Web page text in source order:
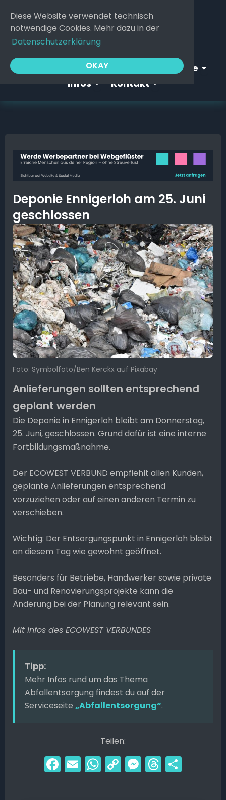
Diese Website verwendet technisch
notwendige Cookies. Mehr dazu in der
Datenschutzerklärung
OKAY
Inhalt
springen
Webgeflüster Open Webgeflüster
Service
Infos Kontakt
Deponie Ennigerloh am 25. Juni
geschlossen
Foto: Symbolfoto/Ben Kerckx auf Pixabay
Anlieferungen sollten entsprechend
geplant werden
Die Deponie in Ennigerloh bleibt am Donnerstag,
25. Juni, geschlossen. Grund dafür ist eine interne
Fortbildungsmaßnahme.
Der ECOWEST VERBUND empfiehlt allen Kunden,
geplante Anlieferungen entsprechend
vorzuziehen oder auf einen anderen Termin zu
verschieben.
Wichtig: Der Entsorgungspunkt in Ennigerloh bleibt
an diesem Tag wie gewohnt geöffnet.
Besonders für Betriebe, Handwerker sowie private
Bau- und Renovierungsprojekte kann die
Änderung bei der Planung relevant sein.
Mit Infos des ECOWEST VERBUNDES
Tipp:
Mehr Infos rund um das Thema
Abfallentsorgung findest du auf der
Serviceseite „Abfallentsorgung“.
Teilen:
F
a
E
m
W
h
C
o
M
e
T
hr